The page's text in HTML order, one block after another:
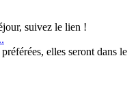
suivez le lien !
elles seront dans le